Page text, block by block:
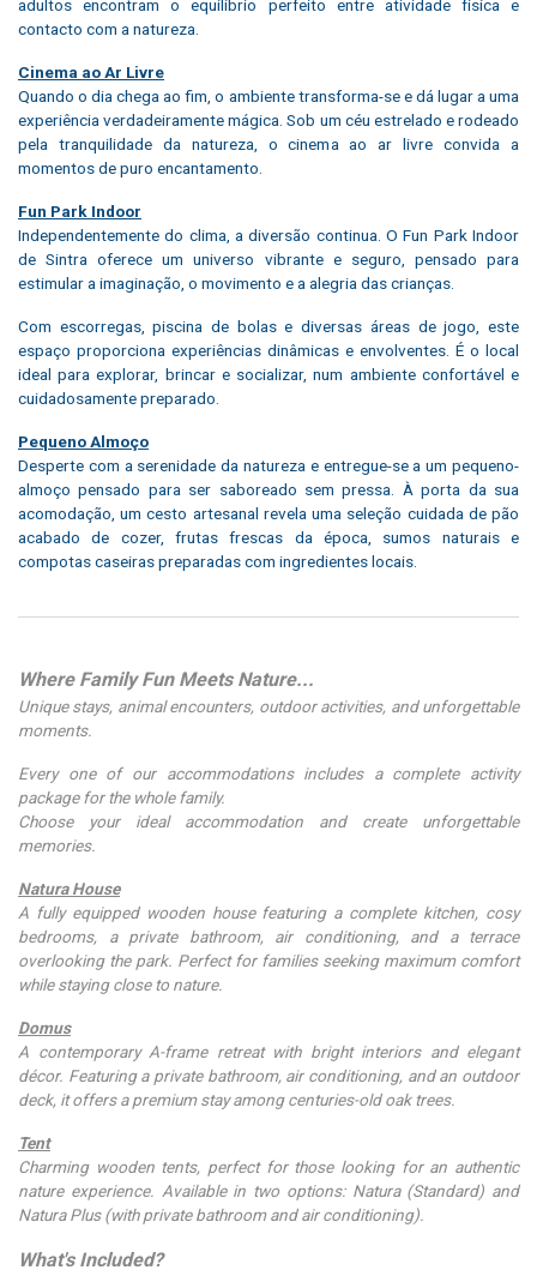
adultos encontram o equilíbrio perfeito entre atividade física e
contacto com a natureza.
Cinema ao Ar Livre
Quando o dia chega ao fim, o ambiente transforma-se e dá lugar a uma
experiência verdadeiramente mágica. Sob um céu estrelado e rodeado
pela tranquilidade da natureza, o cinema ao ar livre convida a
momentos de puro encantamento.
Fun Park Indoor
Independentemente do clima, a diversão continua. O Fun Park Indoor
de Sintra oferece um universo vibrante e seguro, pensado para
estimular a imaginação, o movimento e a alegria das crianças.
Com escorregas, piscina de bolas e diversas áreas de jogo, este
espaço proporciona experiências dinâmicas e envolventes. É o local
ideal para explorar, brincar e socializar, num ambiente confortável e
cuidadosamente preparado.
Pequeno Almoço
Desperte com a serenidade da natureza e entregue-se a um pequeno-
almoço pensado para ser saboreado sem pressa. À porta da sua
acomodação, um cesto artesanal revela uma seleção cuidada de pão
acabado de cozer, frutas frescas da época, sumos naturais e
compotas caseiras preparadas com ingredientes locais.
Where Family Fun Meets Nature...
Unique stays, animal encounters, outdoor activities, and unforgettable
moments.
Every one of our accommodations includes a complete activity
package for the whole family.
Choose your ideal accommodation and create unforgettable
memories.
Natura House
A fully equipped wooden house featuring a complete kitchen, cosy
bedrooms, a private bathroom, air conditioning, and a terrace
overlooking the park. Perfect for families seeking maximum comfort
while staying close to nature.
Domus
A contemporary A-frame retreat with bright interiors and elegant
décor. Featuring a private bathroom, air conditioning, and an outdoor
deck, it offers a premium stay among centuries-old oak trees.
Tent
Charming wooden tents, perfect for those looking for an authentic
nature experience. Available in two options: Natura (Standard) and
Natura Plus (with private bathroom and air conditioning).
What's Included?